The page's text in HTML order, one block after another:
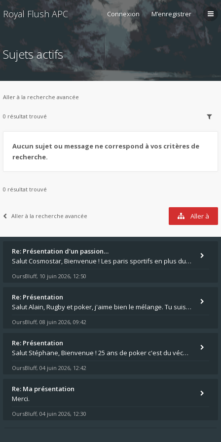
Royal Flush APC Connexion M’enregistrer
Sujets actifs
Aller à la recherche avancée
0 résultat trouvé
Aucun sujet ou message ne correspond à vos critères de
recherche.
0 résultat trouvé
Aller à la recherche avancée Aller à
Re: Présentation d'un passion…
Salut Cosmostar, Bienvenue ! Les paris sportifs en plus du poker, c'est ce que je fais aussi. Surtout la NBA, je mise su
OursBluff, 10 juin 2026, 12:50
Re: Présentation
Salut Alain, Rugby et poker, j'aime bien le mélange. Tu suis le rugby du coin ? Moi j'essaie d'aller voir des matchs de
OursBluff, 08 juin 2026, 09:42
Re: Présentation
Salut Stéphane, Bienvenue ! 25 ans de poker c'est du vécu quand même. Moi je suis relativementnouveau (2018) mais j'ai a
OursBluff, 04 juin 2026, 12:42
Re: Ma présentation
Merci.
OursBluff, 04 juin 2026, 12:30